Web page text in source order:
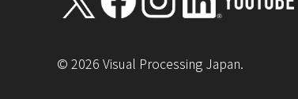
© 2026 Visual Processing Japan.